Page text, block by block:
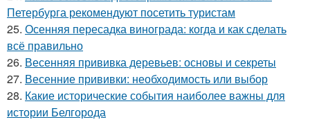
Петербурга рекомендуют посетить туристам
25. Осенняя пересадка винограда: когда и как сделать
всё правильно
26. Весенняя прививка деревьев: основы и секреты
27. Весенние прививки: необходимость или выбор
28. Какие исторические события наиболее важны для
истории Белгорода